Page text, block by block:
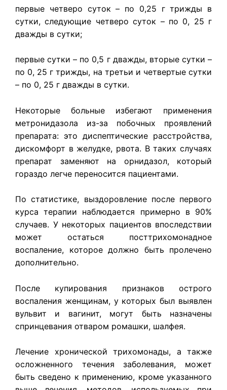
первые четверо суток – по 0,25 г трижды в
сутки, следующие четверо суток – по 0, 25 г
дважды в сутки;
первые сутки – по 0,5 г дважды, вторые сутки –
по 0, 25 г трижды, на третьи и четвертые сутки
– по 0, 25 г дважды в сутки.
Некоторые больные избегают применения
метронидазола из-за побочных проявлений
препарата: это диспептические расстройства,
дискомфорт в желудке, рвота. В таких случаях
препарат заменяют на орнидазол, который
гораздо легче переносится пациентами.
По статистике, выздоровление после первого
курса терапии наблюдается примерно в 90%
случаев. У некоторых пациентов впоследствии
может остаться посттрихомонадное
воспаление, которое должно быть пролечено
дополнительно.
После купирования признаков острого
воспаления женщинам, у которых был выявлен
вульвит и вагинит, могут быть назначены
спринцевания отваром ромашки, шалфея.
Лечение хронической трихомонады, а также
осложненного течения заболевания, может
быть сведено к применению, кроме указанного